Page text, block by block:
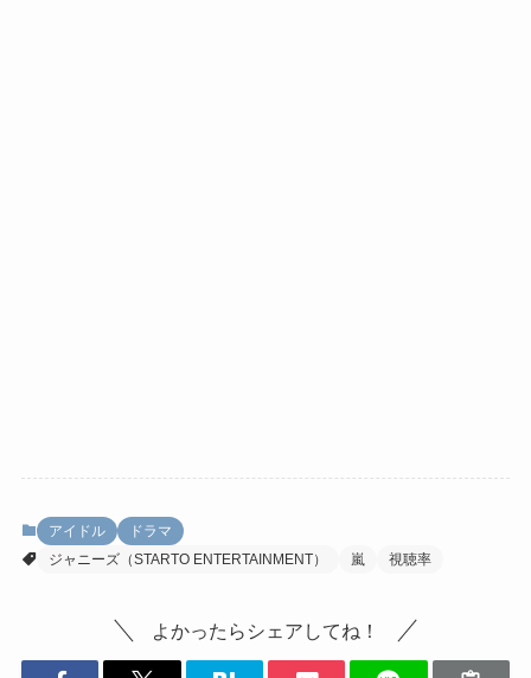
アイドル
ドラマ
ジャニーズ（STARTO ENTERTAINMENT）
嵐 視聴率
よかったらシェアしてね！